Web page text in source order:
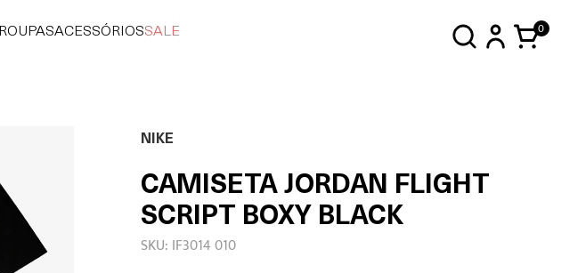
ROUPASACESSÓRIOSSALE 0
NIKE
CAMISETA JORDAN FLIGHT
SCRIPT BOXY BLACK
SKU: IF3014 010